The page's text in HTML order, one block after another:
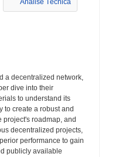
Análise Técnica
a decentralized network,
dive into their
to understand its
to create a robust and
project's roadmap, and
decentralized projects,
performance to gain
publicly available